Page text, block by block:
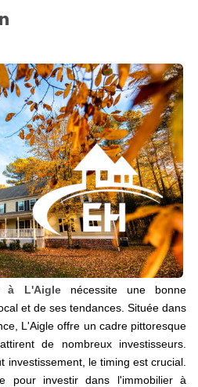
AGENCE
Équipe
Actualités
Clients
à L'Aiglenécessite une bonne
et de ses tendances. Située dans
L'Aigle offre un cadre pittoresque
de nombreux investisseurs.
investissement, le timing est crucial.
pour investir dans l'immobilier à